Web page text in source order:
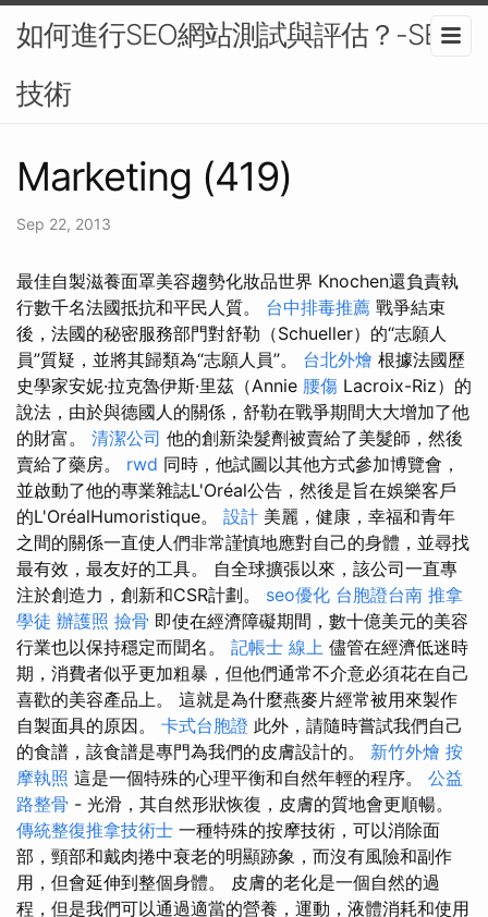
如何進行SEO網站測試與評估？-SEO
技術
Marketing (419)
Sep 22, 2013
最佳自製滋養面罩美容趨勢化妝品世界 Knochen還負責執
行數千名法國抵抗和平民人質。 台中排毒推薦 戰爭結束
後，法國的秘密服務部門對舒勒（Schueller）的“志願人
員”質疑，並將其歸類為“志願人員”。 台北外燴 根據法國歷
史學家安妮·拉克魯伊斯·里茲（Annie 腰傷 Lacroix-Riz）的
說法，由於與德國人的關係，舒勒在戰爭期間大大增加了他
的財富。 清潔公司 他的創新染髮劑被賣給了美髮師，然後
賣給了藥房。 rwd 同時，他試圖以其他方式參加博覽會，
並啟動了他的專業雜誌L'Oréal公告，然後是旨在娛樂客戶
的L'OréalHumoristique。 設計 美麗，健康，幸福和青年
之間的關係一直使人們非常謹慎地應對自己的身體，並尋找
最有效，最友好的工具。 自全球擴張以來，該公司一直專
注於創造力，創新和CSR計劃。 seo優化 台胞證台南 推拿
學徒 辦護照 撿骨 即使在經濟障礙期間，數十億美元的美容
行業也以保持穩定而聞名。 記帳士 線上 儘管在經濟低迷時
期，消費者似乎更加粗暴，但他們通常不介意必須花在自己
喜歡的美容產品上。 這就是為什麼燕麥片經常被用來製作
自製面具的原因。 卡式台胞證 此外，請隨時嘗試我們自己
的食譜，該食譜是專門為我們的皮膚設計的。 新竹外燴 按
摩執照 這是一個特殊的心理平衡和自然年輕的程序。 公益
路整骨 - 光滑，其自然形狀恢復，皮膚的質地會更順暢。
傳統整復推拿技術士 一種特殊的按摩技術，可以消除面
部，頸部和戴肉捲中衰老的明顯跡象，而沒有風險和副作
用，但會延伸到整個身體。 皮膚的老化是一個自然的過
程，但是我們可以通過適當的營養，運動，液體消耗和使用